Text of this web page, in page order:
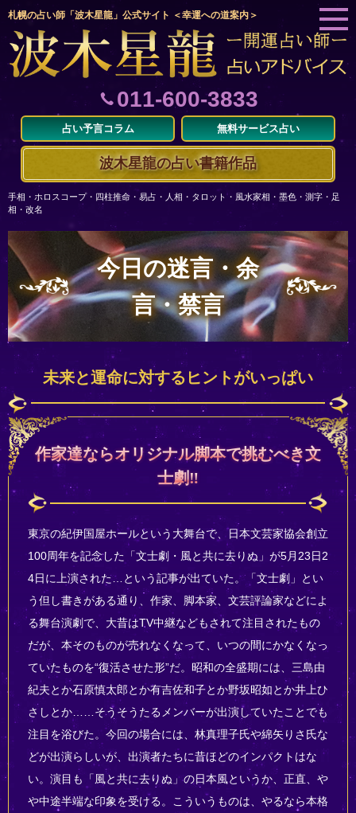
札幌の占い師「波木星龍」公式サイト ＜幸運への道案内＞
011-600-3833
占い予言コラム 無料サービス占い
波木星龍の占い書籍作品
手相・ホロスコープ・四柱推命・易占・人相・タロット・風水家相・墨色・測字・足
相・改名
今日の迷言・余
言・禁言
未来と運命に対するヒントがいっぱい
作家達ならオリジナル脚本で挑むべき文
士劇‼
東京の紀伊国屋ホールという大舞台で、日本文芸家協会創立
100周年を記念した「文士劇・風と共に去りぬ」が5月23日2
4日に上演された…という記事が出ていた。「文士劇」とい
う但し書きがある通り、作家、脚本家、文芸評論家などによ
る舞台演劇で、大昔はTV中継などもされて注目されたもの
だが、本そのものが売れなくなって、いつの間にかなくなっ
ていたものを“復活させた形”だ。昭和の全盛期には、三島由
紀夫とか石原慎太郎とか有吉佐和子とか野坂昭如とか井上ひ
さしとか……そうそうたるメンバーが出演していたことでも
注目を浴びた。今回の場合には、林真理子氏や綿矢りさ氏な
どが出演らしいが、出演者たちに昔ほどのインパクトはな
い。演目も「風と共に去りぬ」の日本風というか、正直、や
や中途半端な印象を受ける。こういうものは、やるなら本格